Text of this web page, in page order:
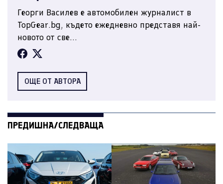
Георги Василев е автомобилен журналист в
TopGear.bg, където ежедневно представя най-
новото от све...
ОЩЕ ОТ АВТОРА
ПРЕДИШНА/СЛЕДВАЩА